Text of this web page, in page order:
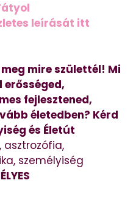
leírását itt
meg mire születtél! Mi
erősséged,
fejlesztened,
életedben? Kérd
és Életút
asztrozófia,
személyiség